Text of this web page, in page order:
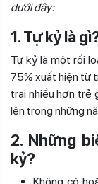
dưới đây:
1. Tự kỷ là
Tự kỷ là một rối
75% xuất hiện từ
trai nhiều hơn trẻ
lên trong những
2. Những
kỷ?